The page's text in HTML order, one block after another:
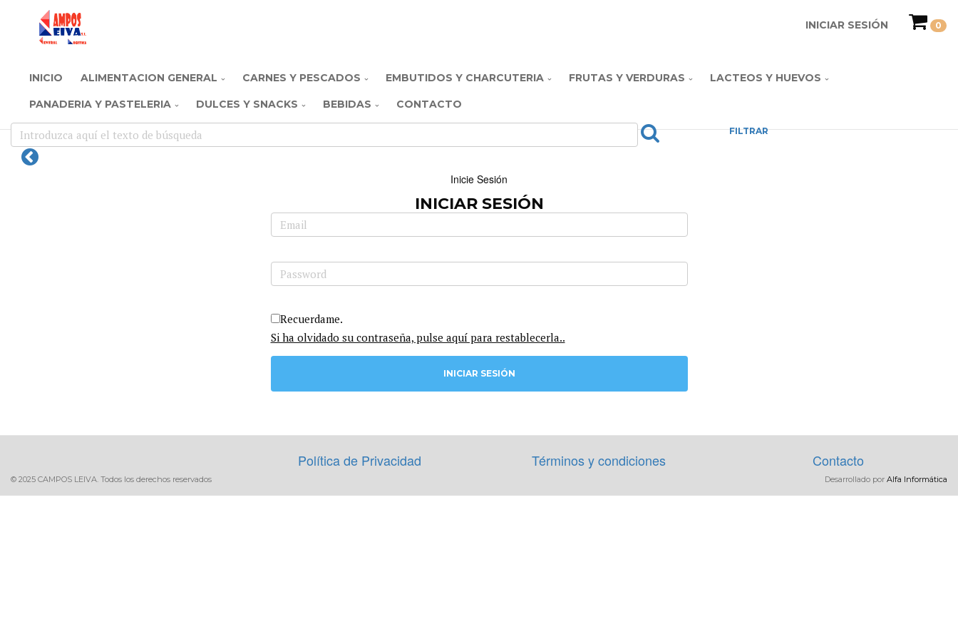
INICIAR SESIÓN 0
INICIO ALIMENTACION GENERAL CARNES Y PESCADOS EMBUTIDOS Y CHARCUTERIA FRUTAS Y VERDURAS LACTEOS Y HUEVOS
PANADERIA Y PASTELERIA DULCES Y SNACKS BEBIDAS CONTACTO
FILTRAR
Inicie Sesión
INICIAR SESIÓN
Recuerdame.
Si ha olvidado su contraseña, pulse aquí para restablecerla..
Política de Privacidad Términos y condiciones Contacto
© 2025 CAMPOS LEIVA. Todos los derechos reservados Desarrollado por Alfa Informática